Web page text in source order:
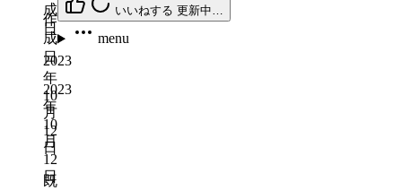
成
日
2023
年
10
月
12
日
既
menu
作
成
日
2023
年
10
月
12
日
いいねする 更新中…
menu